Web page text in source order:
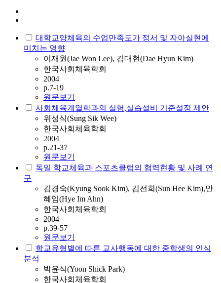
대학교양체육의 수업만족도가 정서 및 자아실현에
미치는 영향
이재원(Jae Won Lee), 김대현(Dae Hyun Kim)
한국사회체육학회
2004
p.7-19
원문보기
사회체육계열학과의 실험,실습설비 기준설정 제안
위성식(Sung Sik Wee)
한국사회체육학회
2004
p.21-37
원문보기
독일 학교체육과 스포츠클럽의 협력현황 및 사례 연
구
김경숙(Kyung Sook Kim), 김선희(Sun Hee Kim),안
혜임(Hye Im Ahn)
한국사회체육학회
2004
p.39-57
원문보기
학교유형별에 따른 교사행동에 대한 중학생의 인식
분석
박윤식(Yoon Shick Park)
한국사회체육학회